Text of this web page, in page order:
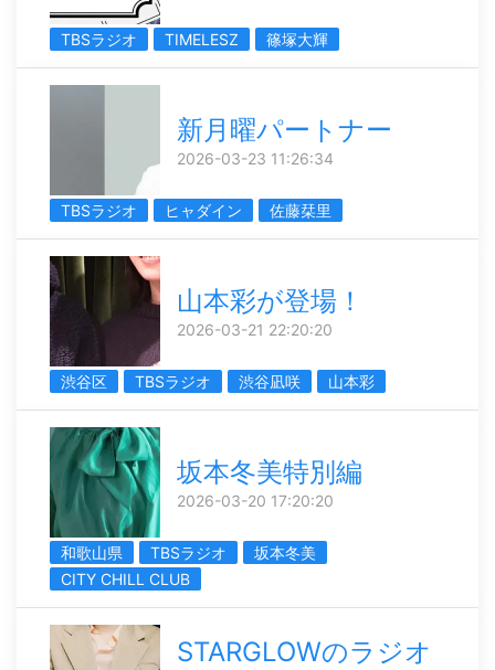
TBSラジオ TIMELESZ 篠塚大輝
新月曜パートナー
2026-03-23 11:26:34
TBSラジオ ヒャダイン 佐藤栞里
山本彩が登場！
2026-03-21 22:20:20
渋谷区 TBSラジオ 渋谷凪咲 山本彩
坂本冬美特別編
2026-03-20 17:20:20
和歌山県 TBSラジオ
坂本冬美
CITY CHILL CLUB
STARGLOWのラジオ